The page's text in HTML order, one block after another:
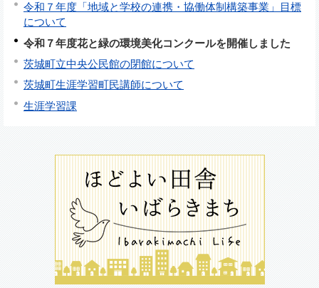
令和７年度「地域と学校の連携・協働体制構築事業」目標
について
令和７年度花と緑の環境美化コンクールを開催しました
茨城町立中央公民館の閉館について
茨城町生涯学習町民講師について
生涯学習課